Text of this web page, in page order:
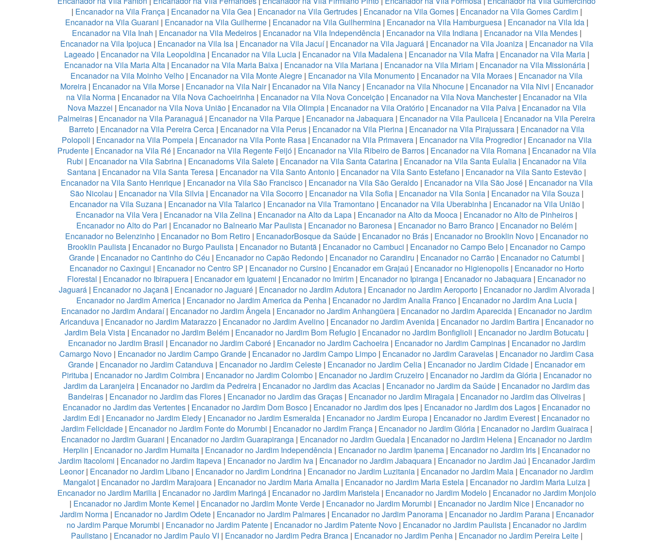
| Encanador na Vila França| Encanador na Vila Gea| Encanador na Vila Gertrudes| Encanador na Vila Gomes| Encanador na Vila Gomes Cardim|
Encanador na Vila Guarani | Encanador na Vila Guilherme| Encanador na Vila Guilhermina| Encanador na Vila Hamburguesa| Encanador na Vila Ida|
Encanador na Vila Inah | Encanador na Vila Medeiros| Encanador na Vila Independência| Encanador na Vila Indiana| Encanador na Vila Mendes|
Encanador na Vila Ipojuca| Encanador na Vila Isa| Encanador na Vila Jacuí| Encanador na Vila Jaguará| Encanador na Vila Joaniza| Encanador na Vila
Lageado| Encanador na Vila Leopoldina| Encanador na Vila Lucia| Encanador na Vila Madalena| Encanador na Vila Mafra | Encanador na Vila Maria|
Encanador na Vila Maria Alta| Encanador na Vila Maria Baixa| Encanador na Vila Mariana| Encanador na Vila Miriam| Encanador na Vila Missionária|
Encanador na Vila Moinho Velho | Encanador na Vila Monte Alegre | Encanador na Vila Monumento | Encanador na Vila Moraes | Encanador na Vila
Moreira| Encanador na Vila Morse| Encanador na Vila Nair| Encanador na Vila Nancy| Encanador na Vila Nhocune| Encanador na Vila Nivi | Encanador
na Vila Norma | Encanador na Vila Nova Cachoeirinha | Encanador na Vila Nova Conceição | Encanador na Vila Nova Manchester| Encanador na Vila
Nova Mazzei | Encanador na Vila Nova União| Encanador na Vila Olimpia| Encanador na Vila Oratório| Encanador na Vila Paiva| Encanador na Vila
Palmeiras | Encanador na Vila Paranaguá | Encanador na Vila Parque | Encanador na Jabaquara | Encanador na Vila Pauliceia | Encanador na Vila Pereira
Barreto| Encanador na Vila Pereira Cerca| Encanador na Vila Perus| Encanador na Vila Pierina| Encanador na Vila Pirajussara| Encanador na Vila
Polopoli | Encanador na Vila Pompeia| Encanador na Vila Ponte Rasa| Encanador na Vila Primavera| Encanador na Vila Progredior| Encanador na Vila
Prudente| Encanador na Vila Ré| Encanador na Vila Regente Feijó| Encanador na Vila Ribeiro de Barros| Encanador na Vila Romana| Encanador na Vila
Rubi | Encanador na Vila Sabrina | Encanadorns Vila Salete | Encanador na Vila Santa Catarina | Encanador na Vila Santa Eulalia | Encanador na Vila
Santana | Encanador na Vila Santa Teresa | Encanador na Vila Santo Antonio | Encanador na Vila Santo Estefano | Encanador na Vila Santo Estevão |
Encanador na Vila Santo Henrique| Encanador na Vila São Francisco| Encanador na Vila São Geraldo| Encanador na Vila São José| Encanador na Vila
São Nicolau | Encanador na Vila Silvia| Encanador na Vila Socorro| Encanador na Vila Sofia| Encanador na Vila Sonia| Encanador na Vila Souza|
Encanador na Vila Suzana| Encanador na Vila Talarico| Encanador na Vila Tramontano| Encanador na Vila Uberabinha| Encanador na Vila União|
Encanador na Vila Vera | Encanador na Vila Zelina | Encanador na Alto da Lapa | Encanador na Alto da Mooca | Encanador no Alto de Pinheiros |
Encanador no Alto do Pari | Encanador no Balneario Mar Paulista | Encanador no Baronesa | Encanador no Barro Branco | Encanador no Belém |
Encanador no Belenzinho| Encanador no Bom Retiro| EncanadorBosque da Saúde| Encanador no Brás| Encanador no Brooklin Novo| Encanador no
Brooklin Paulista | Encanador no Burgo Paulista | Encanador no Butantã | Encanador no Cambuci | Encanador no Campo Belo | Encanador no Campo
Grande | Encanador no Cantinho do Céu | Encanador no Capão Redondo | Encanador no Carandiru | Encanador no Carrão | Encanador no Catumbi |
Encanador no Caxingui | Encanador no Centro SP | Encanador no Cursino| Encanador em Grajaú | Encanador no Higienopolis| Encanador no Horto
Florestal | Encanador no Ibirapuera | Encanador em Iguatemi | Encanador no Imirim | Encanador no Ipiranga | Encanador no Jabaquara | Encanador no
Jaguará | Encanador no Jaçanã | Encanador no Jaguaré | Encanador no Jardim Adutora | Encanador no Jardim Aeroporto | Encanador no Jardim Alvorada |
Encanador no Jardim America | Encanador no Jardim America da Penha | Encanador no Jardim Analia Franco | Encanador no Jardim Ana Lucia |
Encanador no Jardim Andaraí| Encanador no Jardim Ângela | Encanador no Jardim Anhangüera | Encanador no Jardim Aparecida | Encanador no Jardim
Aricanduva| Encanador no Jardim Matarazzo| Encanador no Jardim Avelino| Encanador no Jardim Avenida| Encanador no Jardim Bartira| Encanador no
Jardim Bela Vista | Encanador no Jardim Belém | Encanador no Jardim Bom Refugio | Encanador no Jardim Bonfiglioli | Encanador no Jardim Botucatu |
Encanador no Jardim Brasil | Encanador no Jardim Caboré| Encanador no Jardim Cachoeira| Encanador no Jardim Campinas| Encanador no Jardim
Camargo Novo | Encanador no Jardim Campo Grande | Encanador no Jardim Campo Limpo | Encanador no Jardim Caravelas | Encanador no Jardim Casa
Grande | Encanador no Jardim Catanduva | Encanador no Jardim Celeste | Encanador no Jardim Celia | Encanador no Jardim Cidade | Encanador em
Pirituba| Encanador no Jardim Coimbra| Encanador no Jardim Colombo| Encanador no Jardim Cruzeiro| Encanador no Jardim da Glória| Encanador no
Jardim da Laranjeira| Encanador no Jardim da Pedreira| Encanador no Jardim das Acacias| Encanador no Jardim da Saúde| Encanador no Jardim das
Bandeiras | Encanador no Jardim das Flores | Encanador no Jardim das Graças | Encanador no Jardim Miragaia | Encanador no Jardim das Oliveiras |
Encanador no Jardim das Vertentes | Encanador no Jardim Dom Bosco | Encanador no Jardim dos Ipes | Encanador no Jardim dos Lagos | Encanador no
Jardim Edi | Encanador no Jardim Eledy | Encanador no Jardim Esmeralda | Encanador no Jardim Europa | Encanador no Jardim Everest | Encanador no
Jardim Felicidade| Encanador no Jardim Fonte do Morumbi | Encanador no Jardim França| Encanador no Jardim Glória| Encanador no Jardim Guairaca|
Encanador no Jardim Guarani | Encanador no Jardim Guarapiranga | Encanador no Jardim Guedala | Encanador no Jardim Helena | Encanador no Jardim
Herplin | Encanador no Jardim Humaita| Encanador no Jardim Independência| Encanador no Jardim Ipanema| Encanador no Jardim Iris| Encanador no
Jardim Itacolomi | Encanador no Jardim Itapeva| Encanador no Jardim Iva| Encanador no Jardim Jabaquara| Encanador no Jardim Jaú | Encanador Jardim
Leonor| Encanador no Jardim Libano | Encanador no Jardim Londrina | Encanador no Jardim Luzitania | Encanador no Jardim Maia | Encanador no Jardim
Mangalot | Encanador no Jardim Marajoara | Encanador no Jardim Maria Amalia | Encanador no Jardim Maria Estela | Encanador no Jardim Maria Luiza |
Encanador no Jardim Marilia| Encanador no Jardim Maringá| Encanador no Jardim Maristela| Encanador no Jardim Modelo| Encanador no Jardim Monjolo
| Encanador no Jardim Monte Kemel | Encanador no Jardim Monte Verde| Encanador no Jardim Morumbi | Encanador no Jardim Nice| Encanador no
Jardim Norma| Encanador no Jardim Odete| Encanador no Jardim Palmares| Encanador no Jardim Panorama| Encanador no Jardim Parana| Encanador
no Jardim Parque Morumbi | Encanador no Jardim Patente | Encanador no Jardim Patente Novo | Encanador no Jardim Paulista | Encanador no Jardim
Paulistano| Encanador no Jardim Paulo VI | Encanador no Jardim Pedra Branca| Encanador no Jardim Penha| Encanador no Jardim Pereira Leite|